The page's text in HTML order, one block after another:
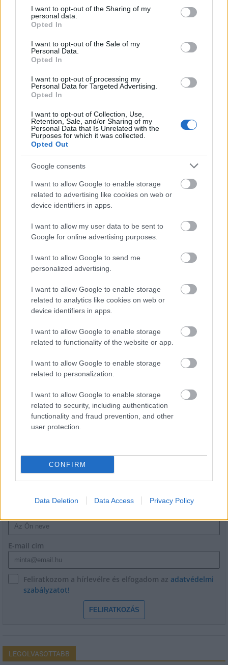
not limited to your visit or usage behaviour. You may click to
grant or deny consent to Google and its third-party tags to
use your data for below specified purposes in below Google
consent section.
I want to opt-out of the Sharing of my
personal data.
Opted In
I want to opt-out of the Sale of my
Personal Data.
Opted In
I want to opt-out of processing my
Personal Data for Targeted Advertising.
Opted In
I want to opt-out of Collection, Use,
Retention, Sale, and/or Sharing of my
Personal Data that Is Unrelated with the
Purposes for which it was collected.
Opted Out
Google consents
I want to allow Google to enable storage
related to advertising like cookies on web or
device identifiers in apps.
I want to allow my user data to be sent to
Google for online advertising purposes.
I want to allow Google to send me
personalized advertising.
I want to allow Google to enable storage
related to analytics like cookies on web or
device identifiers in apps.
I want to allow Google to enable storage
related to functionality of the website or app.
I want to allow Google to enable storage
related to personalization.
I want to allow Google to enable storage
related to security, including authentication
functionality and fraud prevention, and other
user protection.
CONFIRM
Data Deletion Data Access Privacy Policy
paksi atomerőmű Paks II Paks II. Atomerőmű Zrt.
Paks II.: Mit jelent az 5. blokk új mérföldköve a
felülvizsgálat árnyékában?
Megkezdődött az 5. blokk reaktorépületének alaplemez-
kivitelezése, miközben a felülvizsgálat arra keresi a választ,
hogy a megváltozott gazdasági és geopolitikai környezetben
milyen feltételek mellett érdemes továbbvinni Magyarország
egyik legnagyobb beruházását.
Elkészült a Liszt Ferenc repülőtér
közelében lévő logisztikai bázis út- és
közműhálózatának fejlesztése
Látlelet a hazai víziközművekről?
Egyetlen, fél évszázados vezetéken
múlt Bicske vízellátása
Épített öröksége megújításával is készül
évfordulójára
A tengerfenék alatt négy óriáskábellel
kötik össze Spanyolország és
Franciaország villamosenergia-
hálózatát
HÍRLEVÉL
E-mail cím
Feliratkozom a hírlevélre és elfogadom az adatvédelmi
szabályzatot!
FELIRATKOZÁS
LEGOLVASOTTABB